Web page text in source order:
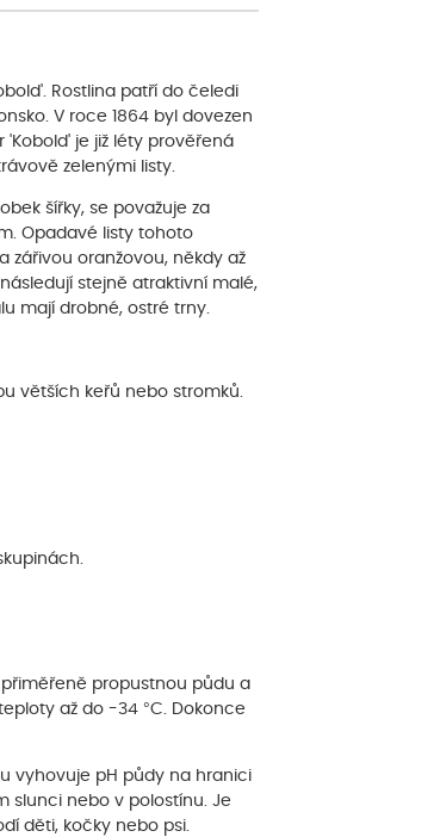
Rostlina patří do čeledi
V roce 1864 byl dovezen
je již léty prověřená
zelenými listy.
šířky, se považuje za
Opadavé listy tohoto
zářivou oranžovou, někdy až
stejně atraktivní malé,
mají drobné, ostré trny.
větších keřů nebo stromků.
přiměřeně propustnou půdu a
až do -34 °C. Dokonce
vyhovuje pH půdy na hranici
slunci nebo v polostínu. Je
děti, kočky nebo psi.